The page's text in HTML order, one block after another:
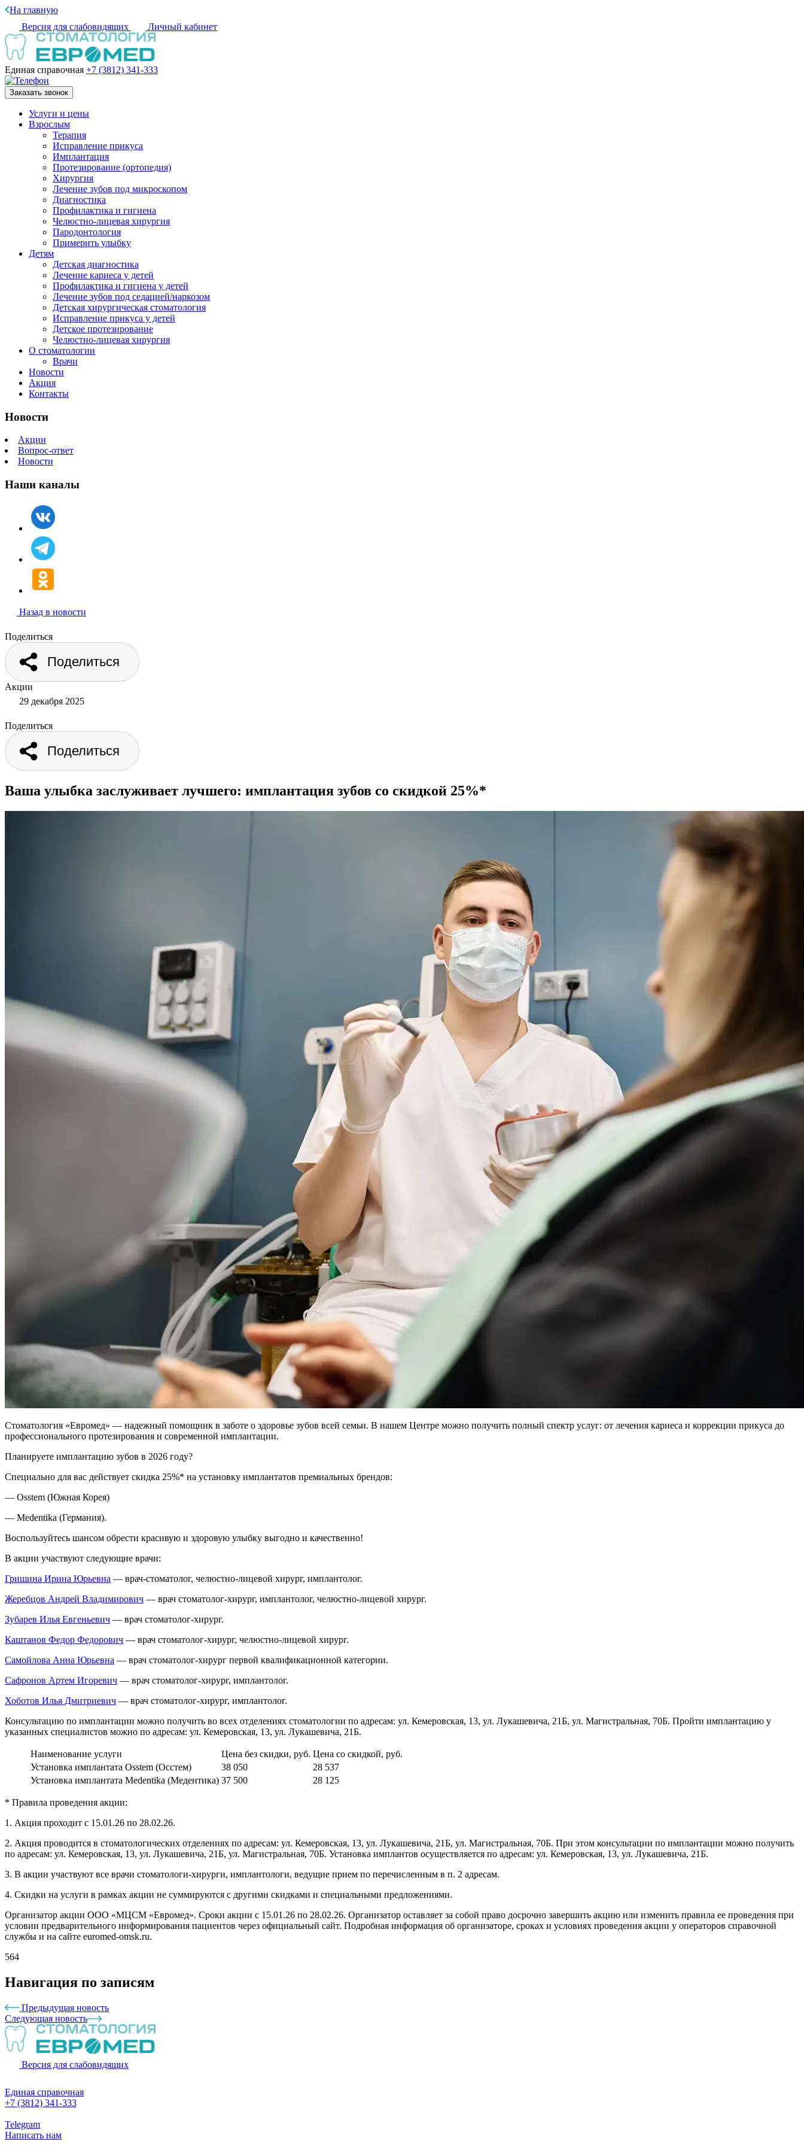
На главную
Версия для слабовидящих
Личный кабинет
Единая справочная +7 (3812) 341-333
Заказать звонок
Услуги и цены
Взрослым
Терапия
Исправление прикуса
Имплантация
Протезирование (ортопедия)
Хирургия
Лечение зубов под микроскопом
Диагностика
Профилактика и гигиена
Челюстно-лицевая хирургия
Пародонтология
Примерить улыбку
Детям
Детская диагностика
Лечение кариеса у детей
Профилактика и гигиена у детей
Лечение зубов под седацией/наркозом
Детская хирургическая стоматология
Исправление прикуса у детей
Детское протезирование
Челюстно-лицевая хирургия
О стоматологии
Врачи
Новости
Акция
Контакты
Новости
Акции
Вопрос-ответ
Новости
Наши каналы
Назад в новости
Поделиться
Поделиться
Акции
29 декабря 2025
Поделиться
Поделиться
Ваша улыбка заслуживает лучшего: имплантация зубов со скидкой 25%*
Стоматология «Евромед» — надежный помощник в заботе о здоровье зубов всей семьи. В нашем Центре можно получить полный спектр услуг: от лечения кариеса и коррекции прикуса до
профессионального протезирования и современной имплантации.
Планируете имплантацию зубов в 2026 году?
Специально для вас действует скидка 25%* на установку имплантатов премиальных брендов:
— Osstem (Южная Корея)
— Medentika (Германия).
Воспользуйтесь шансом обрести красивую и здоровую улыбку выгодно и качественно!
В акции участвуют следующие врачи:
Гришина Ирина Юрьевна — врач-стоматолог, челюстно-лицевой хирург, имплантолог.
Жеребцов Андрей Владимирович — врач стоматолог-хирург, имплантолог, челюстно-лицевой хирург.
Зубарев Илья Евгеньевич — врач стоматолог-хирург.
Каштанов Федор Федорович — врач стоматолог-хирург, челюстно-лицевой хирург.
Самойлова Анна Юрьевна — врач стоматолог-хирург первой квалификационной категории.
Сафронов Артем Игоревич — врач стоматолог-хирург, имплантолог.
Хоботов Илья Дмитриевич — врач стоматолог-хирург, имплантолог.
Консультацию по имплантации можно получить во всех отделениях стоматологии по адресам: ул. Кемеровская, 13, ул. Лукашевича, 21Б, ул. Магистральная, 70Б. Пройти имплантацию у
указанных специалистов можно по адресам: ул. Кемеровская, 13, ул. Лукашевича, 21Б.
Наименование услуги Цена без скидки, руб. Цена со скидкой, руб.
Установка имплантата Osstem (Осстем)
38 050
28 537
Установка имплантата Medentika (Медентика) 37 500 28 125
* Правила проведения акции:
1. Акция проходит с 15.01.26 по 28.02.26.
2. Акция проводится в стоматологических отделениях по адресам: ул. Кемеровская, 13, ул. Лукашевича, 21Б, ул. Магистральная, 70Б. При этом консультации по имплантации можно получить
по адресам: ул. Кемеровская, 13, ул. Лукашевича, 21Б, ул. Магистральная, 70Б. Установка имплантов осуществляется по адресам: ул. Кемеровская, 13, ул. Лукашевича, 21Б.
3. В акции участвуют все врачи стоматологи-хирурги, имплантологи, ведущие прием по перечисленным в п. 2 адресам.
4. Скидки на услуги в рамках акции не суммируются с другими скидками и специальными предложениями.
Организатор акции ООО «МЦСМ «Евромед». Сроки акции с 15.01.26 по 28.02.26. Организатор оставляет за собой право досрочно завершить акцию или изменить правила ее проведения при
условии предварительного информирования пациентов через официальный сайт. Подробная информация об организаторе, сроках и условиях проведения акции у операторов справочной
службы и на сайте euromed-omsk.ru.
564
Навигация по записям
Предыдущая новость
Следующая новость
Версия для слабовидящих
Единая справочная
+7 (3812) 341-333
Telegram
Написать нам